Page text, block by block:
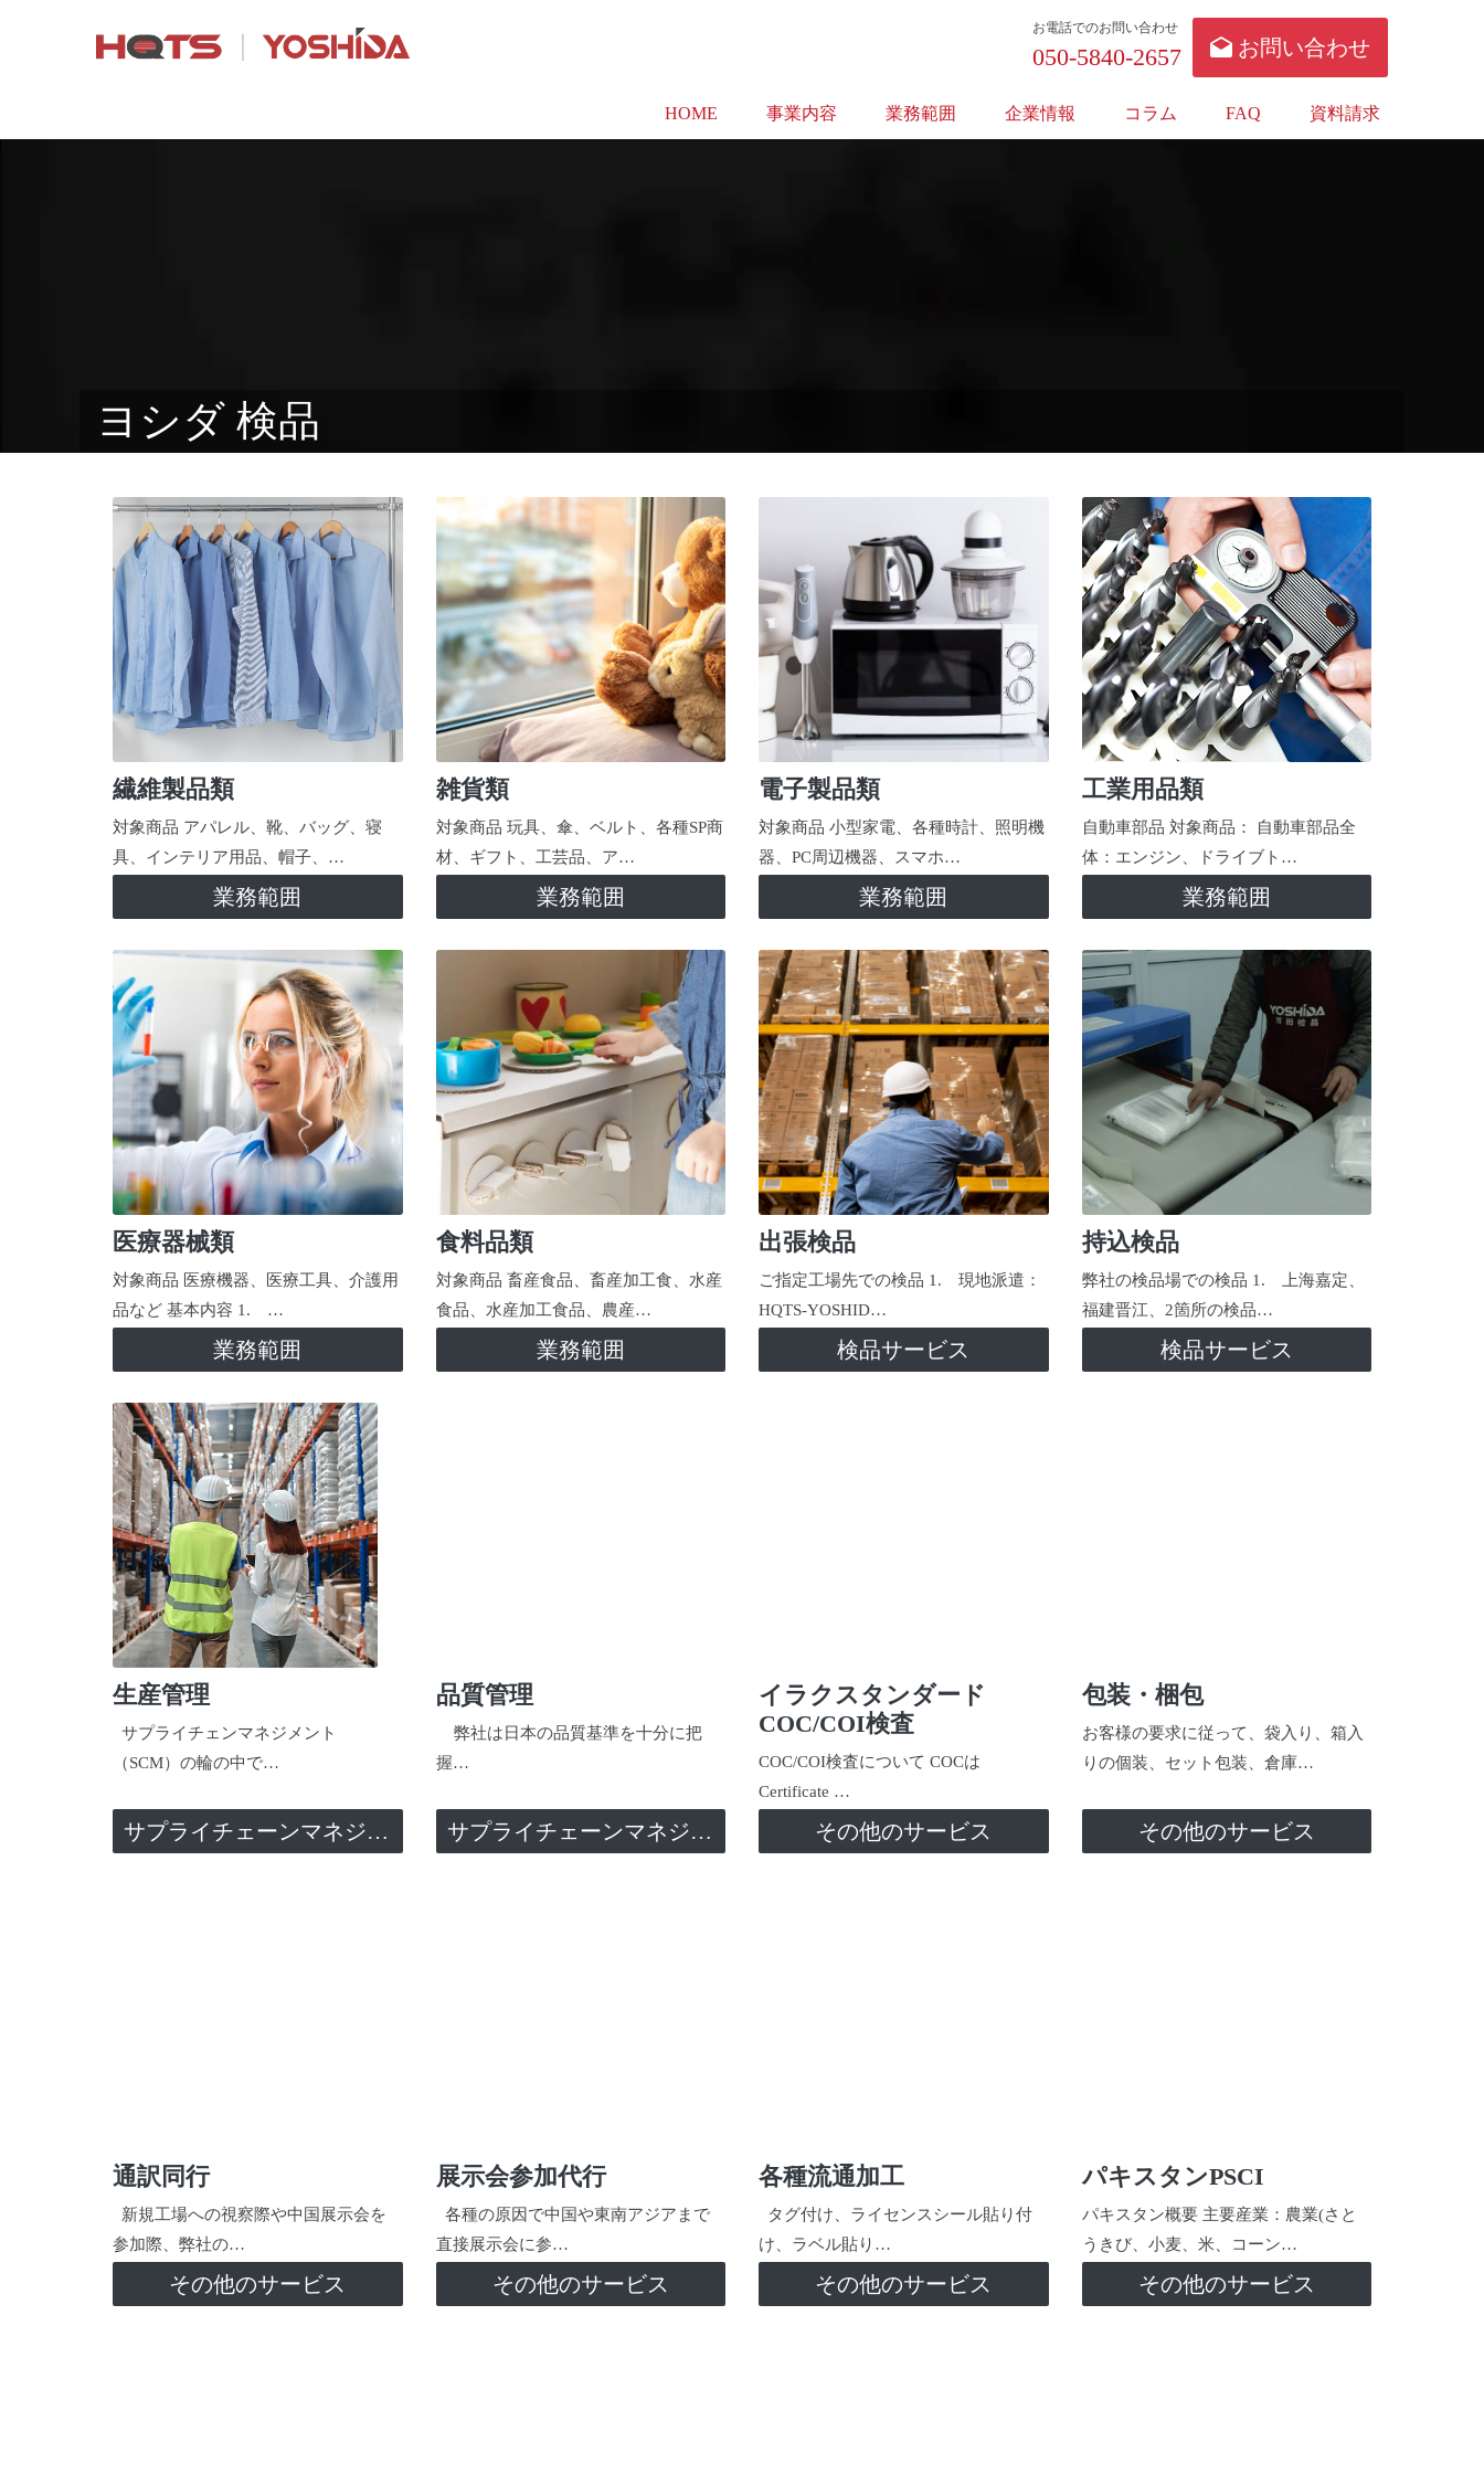
お電話でのお問い合わせ
050-5840-2657 お問い合わせ
HOME 事業内容 業務範囲 企業情報 コラム FAQ 資料請求
ヨシダ 検品
繊維製品類
対象商品 アパレル、靴、バッグ、寝
具、インテリア用品、帽子、…
業務範囲
雑貨類
対象商品 玩具、傘、ベルト、各種SP商
材、ギフト、工芸品、ア…
業務範囲
電子製品類
対象商品 小型家電、各種時計、照明機
器、PC周辺機器、スマホ…
業務範囲
工業用品類
自動車部品 対象商品： 自動車部品全
体：エンジン、ドライブト…
業務範囲
医療器械類
対象商品 医療機器、医療工具、介護用
品など 基本内容 1. …
業務範囲
食料品類
対象商品 畜産食品、畜産加工食、水産
食品、水産加工食品、農産…
業務範囲
出張検品
ご指定工場先での検品 1. 現地派遣：
HQTS-YOSHID…
検品サービス
持込検品
弊社の検品場での検品 1. 上海嘉定、
福建晋江、2箇所の検品…
検品サービス
生産管理
サプライチェンマネジメント
（SCM）の輪の中で…
サプライチェーンマネジメント
品質管理
弊社は日本の品質基準を十分に把
握…
サプライチェーンマネジメント
イラクスタンダード
COC/COI検査
COC/COI検査について COCは
Certificate …
その他のサービス
包装・梱包
お客様の要求に従って、袋入り、箱入
りの個装、セット包装、倉庫…
その他のサービス
通訳同行
新規工場への視察際や中国展示会を
参加際、弊社の…
その他のサービス
展示会参加代行
各種の原因で中国や東南アジアまで
直接展示会に参…
その他のサービス
各種流通加工
タグ付け、ライセンスシール貼り付
け、ラベル貼り…
その他のサービス
パキスタンPSCI
パキスタン概要 主要産業：農業(さと
うきび、小麦、米、コーン…
その他のサービス